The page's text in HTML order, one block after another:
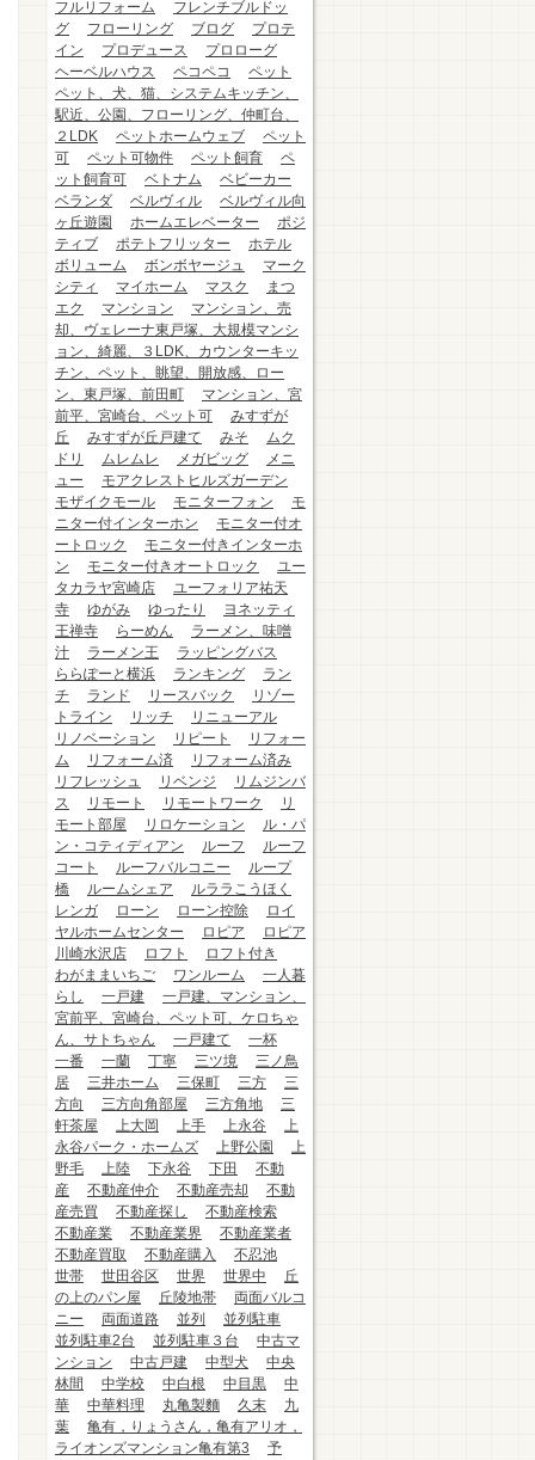
フルリフォーム
フレンチブルドッ
グ
フローリング ブログ
プロテ
イン
プロデュース
プロローグ
ヘーベルハウス
ペコペコ
ペット
ペット、犬、猫、システムキッチン、
駅近、公園、フローリング、仲町台、
２LDK
ペットホームウェブ
ペット
可
ペット可物件 ペット飼育
ペ
ット飼育可
ベトナム
ベビーカー
ベランダ
ベルヴィル
ベルヴィル向
ヶ丘遊園
ホームエレベーター
ポジ
ティブ
ポテトフリッター
ホテル
ボリューム
ボンボヤージュ
マーク
シティ
マイホーム マスク
まつ
エク
マンション
マンション、売
却、ヴェレーナ東戸塚、大規模マンシ
ョン、綺麗、３LDK、カウンターキッ
チン、ペット、眺望、開放感、ロー
ン、東戸塚、前田町
マンション、宮
前平、宮崎台、ペット可
みすずが
丘
みすずが丘戸建て みそ
ムク
ドリ
ムレムレ メガビッグ
メニ
ュー
モアクレストヒルズガーデン
モザイクモール
モニターフォン
モ
ニター付インターホン
モニター付オ
ートロック
モニター付きインターホ
ン
モニター付きオートロック
ユー
タカラヤ宮崎店
ユーフォリア祐天
寺
ゆがみ ゆったり
ヨネッティ
王禅寺
らーめん
ラーメン、味噌
汁
ラーメン王
ラッピングバス
ららぽーと横浜
ランキング
ラン
チ
ランド リースバック
リゾー
トライン
リッチ
リニューアル
リノベーション
リピート
リフォー
ム
リフォーム済
リフォーム済み
リフレッシュ
リベンジ
リムジンバ
ス
リモート リモートワーク
リ
モート部屋
リロケーション
ル・パ
ン・コティディアン
ルーフ
ルーフ
コート
ルーフバルコニー
ループ
橋
ルームシェア
ルララこうほく
レンガ
ローン ローン控除
ロイ
ヤルホームセンター
ロピア
ロピア
川崎水沢店
ロフト
ロフト付き
わがままいちご
ワンルーム
一人暮
らし
一戸建
一戸建、マンション、
宮前平、宮崎台、ペット可、ケロちゃ
ん、サトちゃん
一戸建て
一杯
一番
一蘭 丁寧 三ツ境
三ノ鳥
居
三井ホーム 三保町 三方
三
方向
三方向角部屋 三方角地
三
軒茶屋
上大岡 上手 上永谷
上
永谷パーク・ホームズ
上野公園
上
野毛
上陸 下永谷 下田
不動
産
不動産仲介 不動産売却
不動
産売買
不動産探し
不動産検索
不動産業
不動産業界
不動産業者
不動産買取
不動産購入
不忍池
世帯
世田谷区 世界 世界中
丘
の上のパン屋
丘陵地帯
両面バルコ
ニー
両面道路 並列
並列駐車
並列駐車2台
並列駐車３台
中古マ
ンション
中古戸建 中型犬
中央
林間
中学校 中白根 中目黒
中
華
中華料理 丸亀製麵 久末
九
葉
亀有，りょうさん，亀有アリオ，
ライオンズマンション亀有第3
予